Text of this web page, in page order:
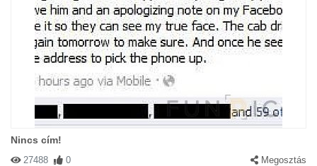
Nincs cím!
27488 0 Megosztás